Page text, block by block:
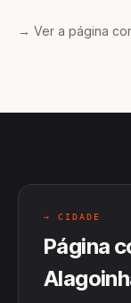
→ Ver a página
→ CIDADE
Página